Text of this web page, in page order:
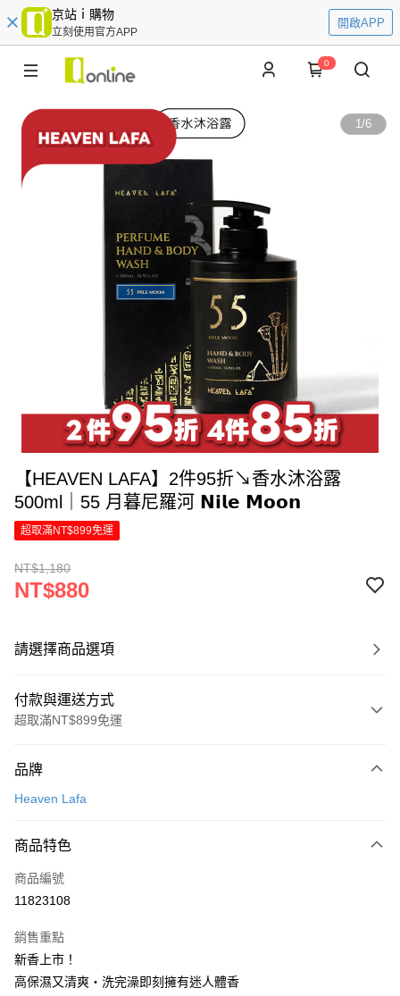
京站ｉ購物
立刻使用官方APP
開啟APP
0
1/6
【HEAVEN LAFA】2件95折↘香水沐浴露
500ml｜55 月暮尼羅河 𝗡𝗶𝗹𝗲 𝗠𝗼𝗼𝗻
超取滿NT$899免運
NT$1,180
NT$880
請選擇商品選項
付款與運送方式
超取滿NT$899免運
信用卡一次付款
Apple Pay
街口支付
Google Pay
全盈+PAY
品牌
Heaven Lafa
商品特色
商品編號
11823108
銷售重點
新香上市！
高保濕又清爽・洗完澡即刻擁有迷人體香